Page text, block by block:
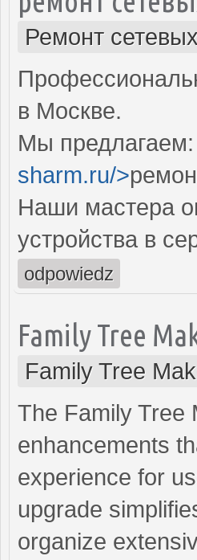
Ремонт
в Москве.
Мы
sharm.ru/>
Наши мастера
устройства в
odpowiedz
Family Tree
Family Tree
The Family Tree
enhancements
experience for
upgrade
organize